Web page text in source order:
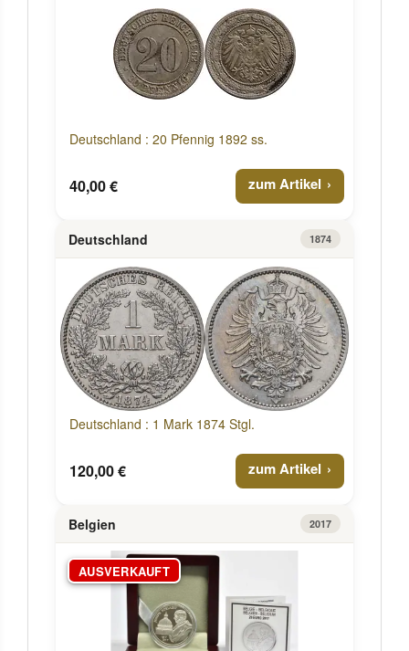
Deutschland : 20 Pfennig 1892 ss.
40,00 € zum Artikel
Deutschland 1874
Deutschland : 1 Mark 1874 Stgl.
120,00 € zum Artikel
Belgien 2017
AUSVERKAUFT